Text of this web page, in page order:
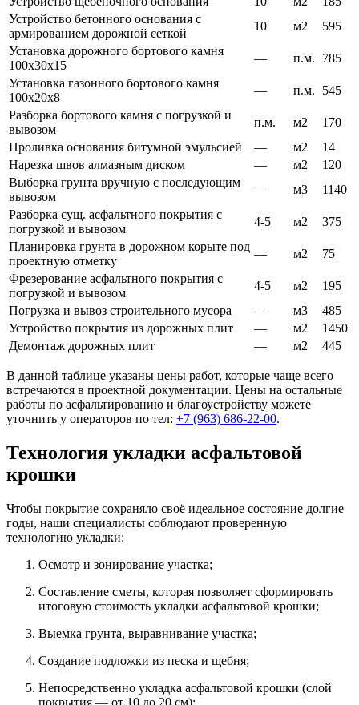
Устройство бетонного основания с
армированием дорожной сеткой
10 м2
595
Установка дорожного бортового камня
100х30х15
— п.м.
785
Установка газонного бортового камня
100х20х8
— п.м.
545
Разборка бортового камня с погрузкой и
вывозом
п.м. м2
170
Проливка основания битумной эмульсией
— м2
14
Нарезка швов алмазным диском
— м2
120
Выборка грунта вручную с последующим
вывозом
— м3
1140
Разборка сущ. асфальтного покрытия с
погрузкой и вывозом
4-5 м2
375
Планировка грунта в дорожном корыте под
проектную отметку
— м2
75
Фрезерование асфальтного покрытия с
погрузкой и вывозом
4-5 м2
195
Погрузка и вывоз строительного мусора
— м3
485
Устройство покрытия из дорожных плит
— м2
1450
Демонтаж дорожных плит
— м2 445
В данной таблице указаны цены работ, которые чаще всего
встречаются в проектной документации. Цены на остальные
работы по асфальтированию и благоустройству можете
уточнить у операторов по тел: +7 (963) 686-22-00.
Технология укладки асфальтовой
крошки
Чтобы покрытие сохраняло своё идеальное состояние долгие
годы, наши специалисты соблюдают проверенную
технологию укладки:
Осмотр и зонирование участка;
Составление сметы, которая позволяет сформировать
итоговую стоимость укладки асфальтовой крошки;
Выемка грунта, выравнивание участка;
Создание подложки из песка и щебня;
Непосредственно укладка асфальтовой крошки (слой
покрытия — от 10 до 20 см);